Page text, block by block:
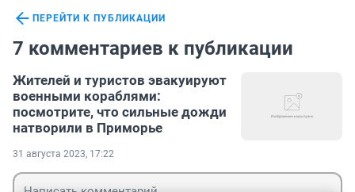
ПЕРЕЙТИ К ПУБЛИКАЦИИ
7 комментариев к публикации
Жителей и туристов эвакуируют
военными кораблями:
посмотрите, что сильные дожди
натворили в Приморье
31 августа 2023, 17:22